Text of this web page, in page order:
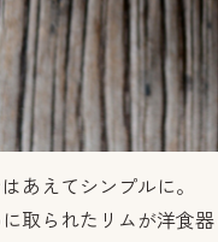
あえてシンプルに。
取られたリムが洋食